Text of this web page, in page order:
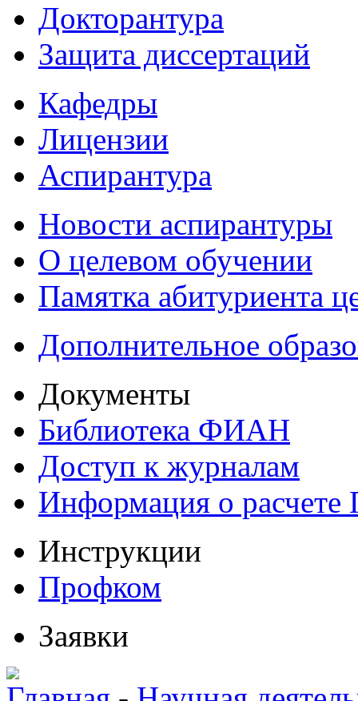
Докторантура
Защита диссертаций
Кафедры
Лицензии
Аспирантура
Новости аспирантуры
О целевом обучении
Памятка абитуриента
Дополнительное
Документы
Библиотека ФИАН
Доступ к журналам
Информация о
Инструкции
Профком
Заявки